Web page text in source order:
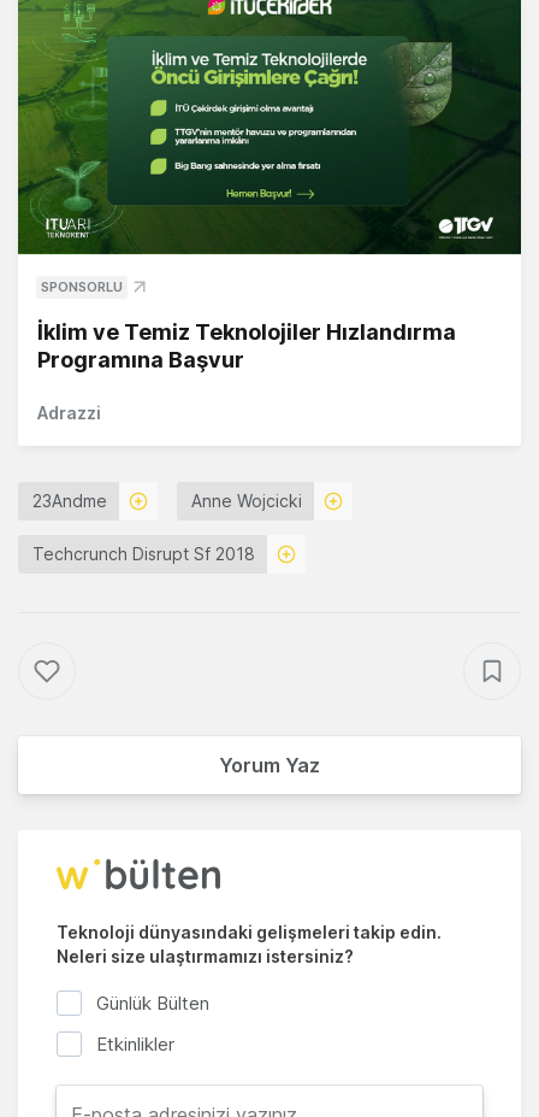
SPONSORLU
İklim ve Temiz Teknolojiler Hızlandırma
Programına Başvur
Adrazzi
23Andme Anne Wojcicki
Techcrunch Disrupt Sf 2018
Yorum Yaz
Teknoloji dünyasındaki gelişmeleri takip edin.
Neleri size ulaştırmamızı istersiniz?
Günlük Bülten
Etkinlikler